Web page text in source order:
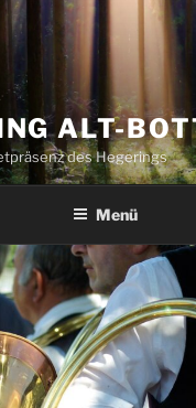
ALT-
des Hegerings
Menü